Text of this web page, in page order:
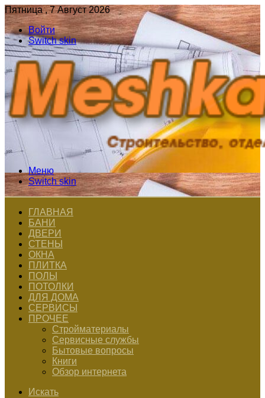
Пятница , 7 Август 2026
Войти
Switch skin
Меню
Switch skin
ГЛАВНАЯ
БАНИ
ДВЕРИ
СТЕНЫ
ОКНА
ПЛИТКА
ПОЛЫ
ПОТОЛКИ
ДЛЯ ДОМА
СЕРВИСЫ
ПРОЧЕЕ
Стройматериалы
Сервисные службы
Бытовые вопросы
Книги
Обзор интернета
Искать